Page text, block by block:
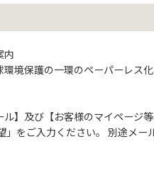
内
境保護の一環のペーパーレ
ル】及び【お客様のマイペー
をご入力ください。 別途メ